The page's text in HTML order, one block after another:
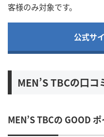
客様のみ対象です。
公式サ
MEN’S TBCの口コ
MEN’S TBCの GOOD